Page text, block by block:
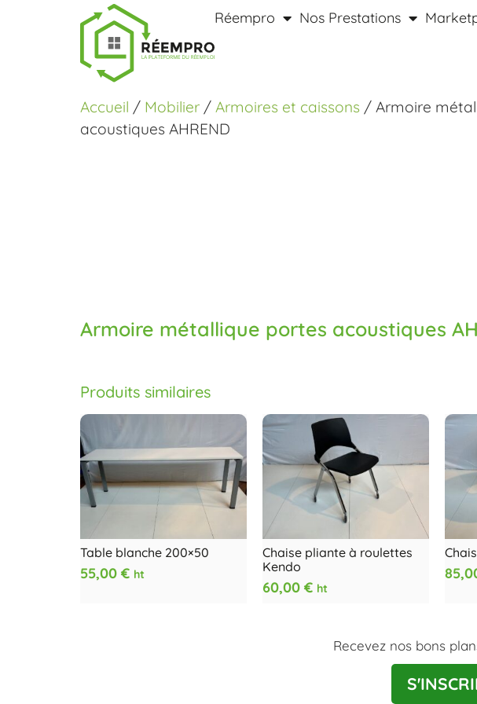
Réempro Nos Prestations
Accueil / Mobilier / Armoires et caissons / Armoire
acoustiques AHREND
Armoire métallique portes acoustiques
Produits similaires
Table blanche 200×50
55,00 € ht
Chaise pliante à roulettes
Kendo
60,00 € ht
Recevez nos bons